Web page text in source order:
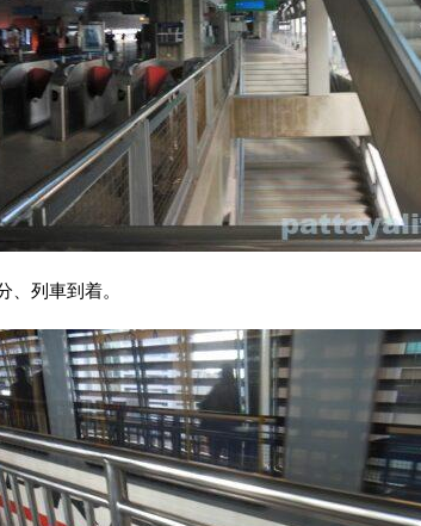
、列車到着。